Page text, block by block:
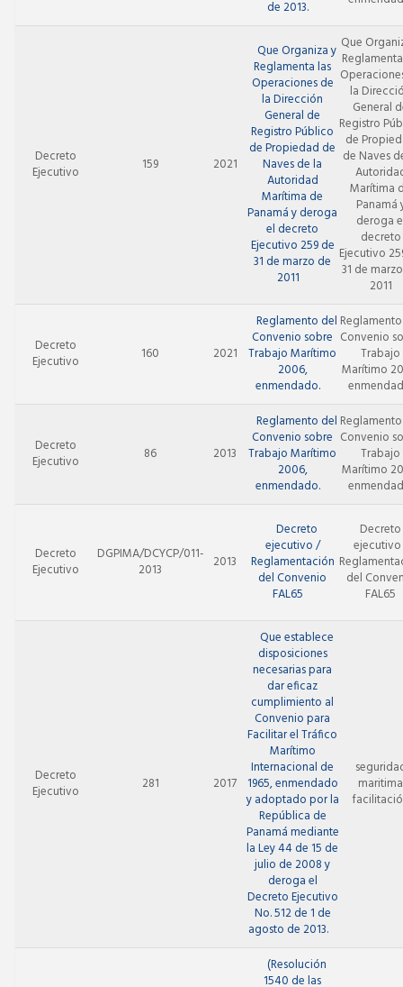
de 2013.
Decreto
Ejecutivo
159 2021
Que Organiza y
Reglamenta las
Operaciones de
la Dirección
General de
Registro Público
de Propiedad de
Naves de la
Autoridad
Marítima de
Panamá y deroga
el decreto
Ejecutivo 259 de
31 de marzo de
2011
Que
la
General
Registro
de
de Naves
Marítima
Panamá
deroga
decreto
Ejecutivo
31 de
2011
Decreto
Ejecutivo
160 2021
Reglamento del
Convenio sobre
Trabajo Marítimo
2006,
enmendado.
Convenio
Trabajo
Marítimo
Decreto
Ejecutivo
86 2013
Reglamento del
Convenio sobre
Trabajo Marítimo
2006,
enmendado.
Convenio
Trabajo
Marítimo
Decreto
Ejecutivo
DGPIMA/DCYCP/011-
2013
2013
Decreto
ejecutivo /
Reglamentación
del Convenio
FAL65
Decreto
del
FAL65
Decreto
Ejecutivo
281 2017
Que establece
disposiciones
necesarias para
dar eficaz
cumplimiento al
Convenio para
Facilitar el Tráfico
Marítimo
Internacional de
1965, enmendado
y adoptado por la
República de
Panamá mediante
la Ley 44 de 15 de
julio de 2008 y
deroga el
Decreto Ejecutivo
No. 512 de 1 de
agosto de 2013.
maritima
(Resolución
1540 de las